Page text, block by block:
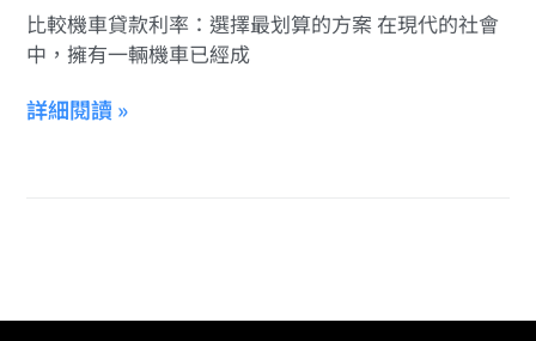
比較機車貸款利率：選擇最划算的方案 在現代的社會
中，擁有一輛機車已經成
詳細閱讀 »